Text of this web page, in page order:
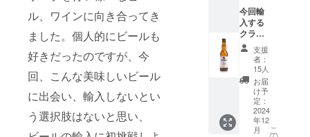
ル、ワインに向き合ってき
ました。個人的にビールも
好きだったのですが、今
回、こんな美味しいビール
に出会い、輸入しないとい
う選択肢はないと思い、
今回輸
入する
クラフ
トビー
ル
FINO6
本セッ
TORO
PILSEN
FINO
支援
者：
15人
お届
け予
定：
2024
年12
月
こ